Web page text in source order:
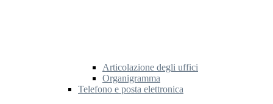
Articolazione degli uffici
Organigramma
Telefono e posta elettronica